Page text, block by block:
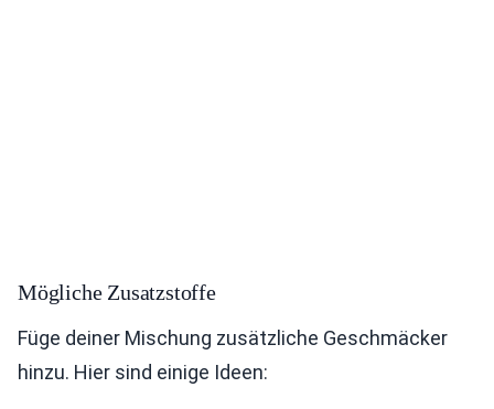
Mögliche Zusatzstoffe
Füge deiner Mischung zusätzliche Geschmäcker
hinzu. Hier sind einige Ideen: